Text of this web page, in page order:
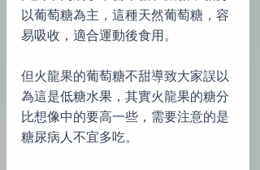
以葡萄糖為主，這種天然葡萄糖，容
易吸收，適合運動後食用。
但火龍果的葡萄糖不甜導致大家誤以
為這是低糖水果，其實火龍果的糖分
比想像中的要高一些，需要注意的是
糖尿病人不宜多吃。